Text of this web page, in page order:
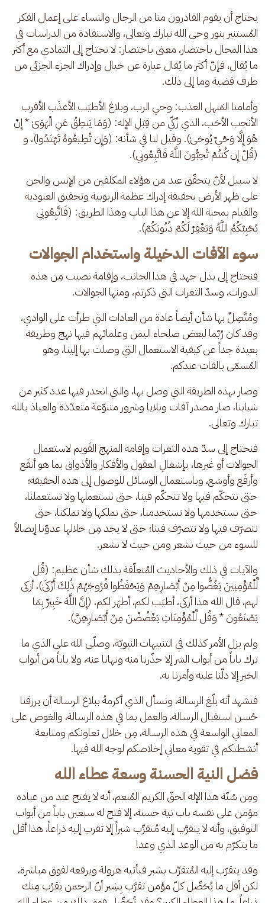
يحتاج أن يقوم القادرون منا من الرجال والنساء على إعمال الفكر
المُستنير بنور وحي الله تبارك وتعالى، والاستفادة من الدراسات في
هذا المجال باختصار، معنى باختصار: لا نحتاج إلى التمادي مع أكثر
ما يُقال، فإنّ أكثر ما يُقال عبارة عن خيال وإدراك الجزء الجزئي من
طرف قضية وما إلى ذلك.
وأمامنا المَنهل العذب: وحي الرب، وبلاغ الأطيَب الأعذَب الأقرب
الأنجب الأحَب، الذي زُكّي من قِبَلِ الإله: (وَمَا يَنطِقُ عَنِ الْهَوَىٰ * إِنْ
هُوَ إِلَّا وَحْيٌ يُوحَىٰ). وقيل لنا في شأنه: (وَإِن تُطِيعُوهُ تَهْتَدُوا)، و
(قُلْ إِن كُنتُمْ تُحِبُّونَ اللَّهَ فَاتَّبِعُونِي).
لا سبيل لأنْ يتحقّق عبد من هؤلاء المكلفين من الإنس والجن
على ظهر الأرض بحقيقة إدراك عظمة الربوبية وتحقيق العبودية
والقيام بمحبة الله إلا عن هذا الباب وهذا الطريق: (فَاتَّبِعُونِي
يُحْبِبْكُمُ اللَّهُ وَيَغْفِرْ لَكُمْ ذُنُوبَكُمْ).
سوء الآفات الدخيلة واستخدام الجوالات
فنحتاج إلى بذل جهد في هذا الجانب، وإقامة نصيب مِن هذه
الدورات، وسدّ الثغرات التي ذكرتم، ومنها الجوالات.
ومُتَّصِلٌ بها شأن أيضاً عادة من العادات التي طرأت على الوادي،
وقد كان رُبّما لبعض صلحاء اليمن وعلمائهم فيها نهج وطريقة
بعيدة جداً عن كيفية الاستعمال التي وصلت بها إلينا، وهو
المُسمّى بالقات عندكم.
وصار بهذه الطريقة التي وصل بها، والتي انحدر فيها عدد كثير من
شبابنا، صار مصدر آفات وبلايا وشرور متنوّعة متعدّدة والعياذ بالله
تبارك وتعالى.
فنحتاج إلى سدّ هذه الثغرات وإقامة المنهج القَويم لاستعمال
الجوالات أو غيرها، بإشغالِ العقول والأفكار والأذواق بما هو أنفَع
وأرفَع وأوسَع، وباستعمال الوسائل للوصول إلى هذه الحقيقة؛
حتى نتحكّم فيها ولا تتحكّم فينا، حتى نستعملها ولا تستعملنا،
حتى نستخدمها ولا تستخدمنا، حتى نملكها ولا تملكنا، حتى
نتصرّف فيها ولا تتصرّف فينا؛ حتى لا يجد مِن خلالها عدوّنا إيصالاً
للسوء من حيث نشعر ومن حيث لا نشعر.
والآيات في ذلك والأحاديث المُتعلّقة بذلك شأن عظيم: (قُل
لِّلْمُؤْمِنِينَ يَغُضُّوا مِنْ أَبْصَارِهِمْ وَيَحْفَظُوا فُرُوجَهُمْ ذَٰلِكَ أَزْكَىٰ)، أزكى
لهم، قال الله هذا أزكى، أطيَب لكم، أطهَر لكم، (إِنَّ اللَّهَ خَبِيرٌ بِمَا
يَصْنَعُونَ * وَقُل لِّلْمُؤْمِنَاتِ يَغْضُضْنَ مِنْ أَبْصَارِهِنَّ).
ولم يزل الأمر كذلك في التنبيهات النبويّة، وصلّى الله على الذي ما
ترك باباً من أبواب الشر إلا حذّرنا منه ونهانا عنه، ولا باباً من أبواب
الخير إلا دلّنا عليه وأمرنا به.
فنشهد أنه بلّغ الرسالة، ونسأل الذي أكرمهُ ببلاغ الرسالة أن يرزقنا
حُسن استقبال الرسالة، والعمل بما في هذه الرسالة، والغوص على
المعاني الواسعة في هذه الرسالة، مِن خلال تعاونكم ومتابعة
أنشطتكم في تقوية معاني إخلاصكم لوجه الله فيها.
فضل النية الحسنة وسعة عطاء الله
ومِن سُنّة هذا الإله الحقّ الكريم المُنعم، أنه لا يفتح عبد من عباده
مؤمن على نفسه باب نية حسنة، إلا فتح له سبعين باباً من أبواب
التوفيق، وأنه لا يتقرَّب إليه مُتقرِّب شبراً إلا تقرب إليه ذراعاً، هذا أقل
ما يتكرّم به من الوعد الذي وعد!
وقد يتقرّب إليه المُتقرِّب بشبر فيأتيه هرولة ويرفعه لفوق مباشرة،
لكن أقل ما يُحَصِّل كلّ مؤمن تقرَّب بِشِبر أنّ الرحمن يقرُب مِنك